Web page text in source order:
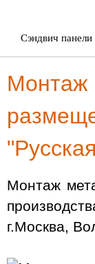
Сэндвич панели
Монтаж
Монтаж
г.Москва,